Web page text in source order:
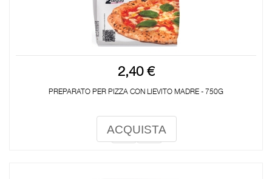
2,40 €
PREPARATO PER PIZZA CON LIEVITO MADRE - 750G
ACQUISTA